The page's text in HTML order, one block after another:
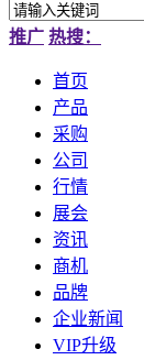
推广 热搜：
首页
产品
采购
公司
行情
展会
资讯
商机
品牌
企业新闻
VIP升级